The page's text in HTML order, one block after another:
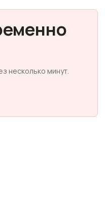
несколько минут.